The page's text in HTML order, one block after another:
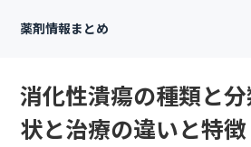
薬剤情報まとめ
消化性潰瘍の種類と
状と治療の違いと特徴